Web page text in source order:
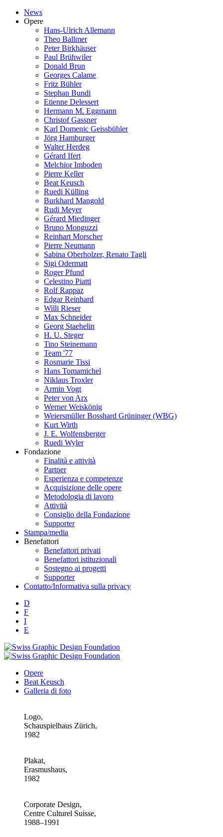
News
Opere
Hans-Ulrich Allemann
Theo Ballmer
Peter Birkhäuser
Paul Brühwiler
Donald Brun
Georges Calame
Fritz Bühler
Stephan Bundi
Etienne Delessert
Hermann M. Eggmann
Christof Gassner
Karl Domenic Geissbühler
Jörg Hamburger
Walter Herdeg
Gérard Ifert
Melchior Imboden
Pierre Keller
Beat Keusch
Ruedi Külling
Burkhard Mangold
Rudi Meyer
Gérard Miedinger
Bruno Monguzzi
Reinhart Morscher
Pierre Neumann
Sabina Oberholzer, Renato Tagli
Sigi Odermatt
Roger Pfund
Celestino Piatti
Rolf Rappaz
Edgar Reinhard
Willi Rieser
Max Schneider
Georg Staehelin
H. U. Steger
Tino Steinemann
Team '77
Rosmarie Tissi
Hans Tomamichel
Niklaus Troxler
Armin Vogt
Peter von Arx
Werner Weiskönig
Weiersmüller Bosshard Grüninger (WBG)
Kurt Wirth
J. E. Wolfensberger
Ruedi Wyler
Fondazione
Finalità e attività
Partner
Esperienza e competenze
Acquisizione delle opere
Metodologia di lavoro
Attività
Consiglio della Fondazione
Supporter
Stampa/media
Benefattori
Benefattori privati
Benefattori istituzionali
Sostegno ai progetti
Supporter
Contatto/Informativa sulla privacy
D
F
I
E
Opere
Beat Keusch
Galleria di foto
Logo,
Schauspielhaus Zürich,
1982
Plakat,
Erasmushaus,
1982
Corporate Design,
Centre Culturel Suisse,
1988–1991